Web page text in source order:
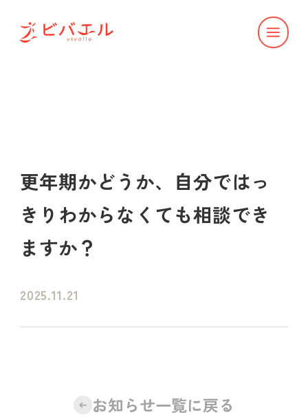
更年期かどうか、自分ではっ
きりわからなくても相談でき
ますか？
2025.11.21
お知らせ一覧に戻る